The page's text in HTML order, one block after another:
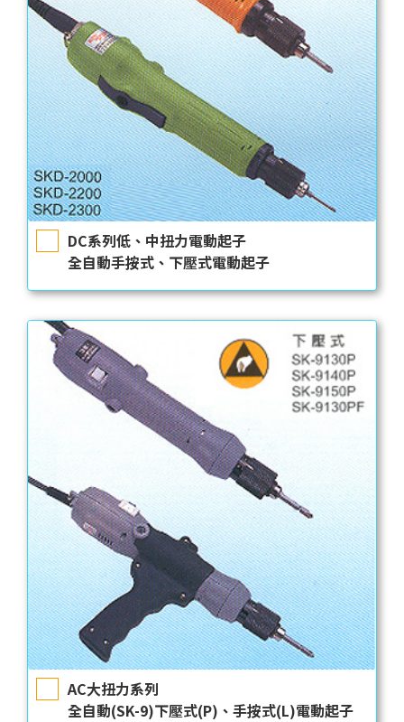
DC系列低、中扭力電動起子
全自動手按式、下壓式電動起子
AC大扭力系列
全自動(SK-9)下壓式(P)、手按式(L)電動起子